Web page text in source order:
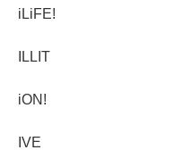
iLiFE!
ILLIT
iON!
IVE